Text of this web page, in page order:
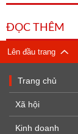
ĐỌC THÊM
Lên đầu trang
Trang chủ
Xã hội
Kinh doanh